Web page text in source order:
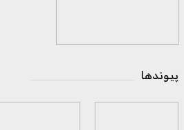
پیوندها